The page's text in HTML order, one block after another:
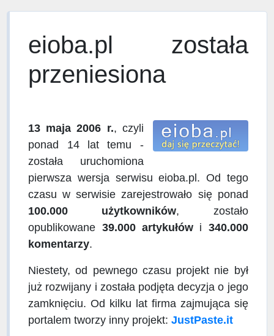
eioba.pl została
przeniesiona
13 maja 2006 r., czyli
ponad 14 lat temu -
została uruchomiona
pierwsza wersja serwisu eioba.pl. Od tego
czasu w serwisie zarejestrowało się ponad
100.000 użytkowników, zostało
opublikowane 39.000 artykułówi 340.000
komentarzy.
Niestety, od pewnego czasu projekt nie był
już rozwijany i została podjęta decyzja o jego
zamknięciu. Od kilku lat firma zajmująca się
portalem tworzy inny projekt:JustPaste.it